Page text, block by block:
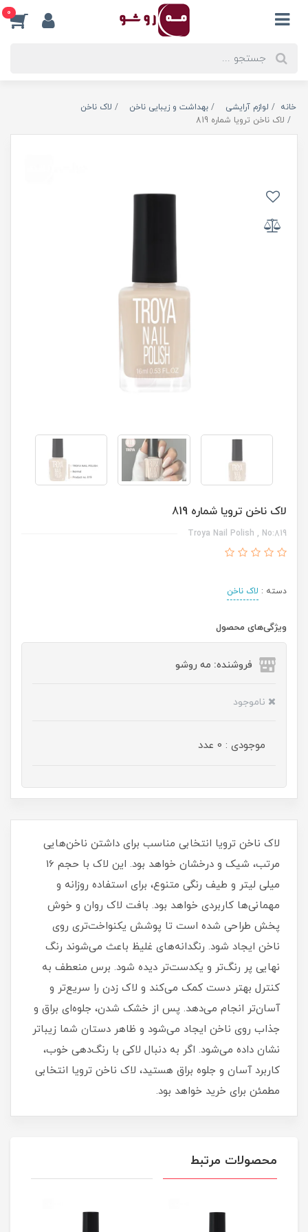
0
خانه لوازم آرایشی بهداشت و زیبایی ناخن
لاک ناخن
لاک ناخن ترویا شماره 819
لاک ناخن ترویا شماره 819
Troya Nail Polish , No:819
دسته : لاک ناخن
ویژگی‌های محصول
فروشنده: مه رو‌شو
ناموجود
موجودی : 0 عدد
لاک ناخن ترویا انتخابی مناسب برای داشتن ناخن‌هایی
مرتب، شیک و درخشان خواهد بود. این لاک با حجم 16
میلی‌ لیتر و طیف رنگی متنوع، برای استفاده روزانه و
مهمانی‌ها کاربردی خواهد بود. بافت لاک روان و خوش‌
پخش طراحی شده است تا پوشش یکنواخت‌تری روی
ناخن ایجاد شود. رنگدانه‌های غلیظ باعث می‌شوند رنگ
نهایی پر رنگ‌تر و یکدست‌تر دیده شود. برس منعطف به
کنترل بهتر دست کمک می‌کند و لاک زدن را سریع‌تر و
آسان‌تر انجام می‌دهد. پس از خشک شدن، جلوه‌ای براق و
جذاب روی ناخن ایجاد می‌شود و ظاهر دستان شما زیباتر
نشان داده می‌شود. اگر به دنبال لاکی با رنگ‌دهی خوب،
کاربرد آسان و جلوه براق هستید، لاک ناخن ترویا انتخابی
مطمئن برای خرید خواهد بود.
محصولات مرتبط